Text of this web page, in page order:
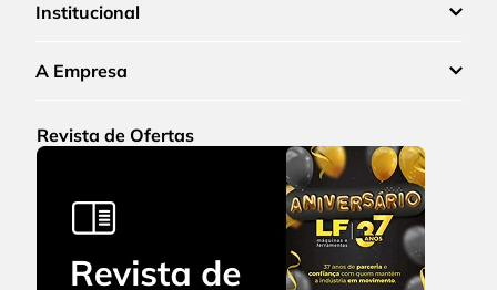
Institucional
A Empresa
Revista de Ofertas